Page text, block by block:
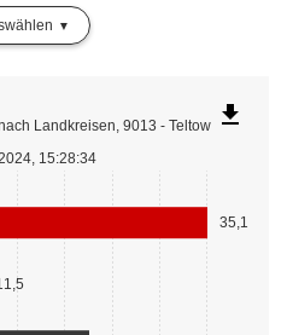
35,1
Landkreisen, 9013 - Teltow
15:28:34
file_download